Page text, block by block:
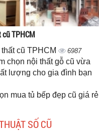
TPHCM
cũ TPHCM 6987
chọn nội thất gỗ cũ vừa
lượng cho gia đình bạn
mua tủ bếp đẹp cũ giá rẻ
SỐ CŨ